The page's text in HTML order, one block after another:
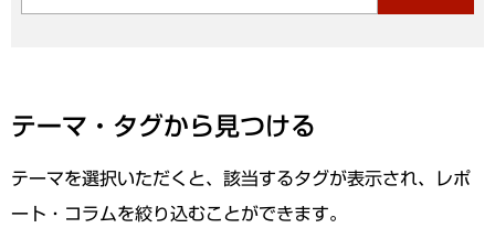
テーマ・タグから見つける
テーマを選択いただくと、該当するタグが表示され、レポ
ート・コラムを絞り込むことができます。